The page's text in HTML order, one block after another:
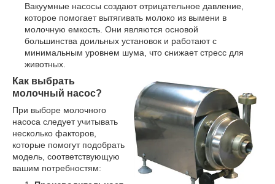
Вакуумные насосы создают отрицательное давление,
которое помогает вытягивать молоко из вымени в
молочную емкость. Они являются основой
большинства доильных установок и работают с
минимальным уровнем шума, что снижает стресс для
животных.
Как выбрать
молочный насос?
При выборе молочного
насоса следует учитывать
несколько факторов,
которые помогут подобрать
модель, соответствующую
вашим потребностям: